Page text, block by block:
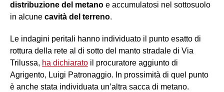
distribuzione del metano e accumulatosi nel sottosuolo
in alcune cavità del terreno.
Le indagini peritali hanno individuato il punto esatto di
rottura della rete al di sotto del manto stradale di Via
Trilussa, ha dichiarato il procuratore aggiunto di
Agrigento, Luigi Patronaggio. In prossimità di quel punto
è anche stata individuata un’altra sacca di metano.